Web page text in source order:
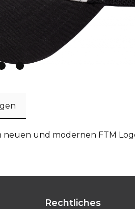
und modernen FTM
Rechtliches